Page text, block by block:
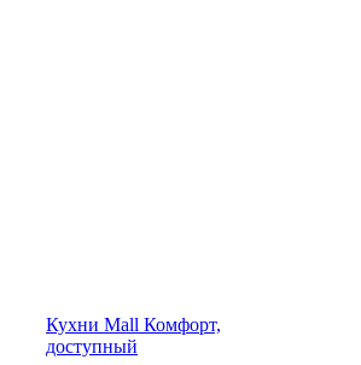
Кухни Mall Комфорт,
доступный